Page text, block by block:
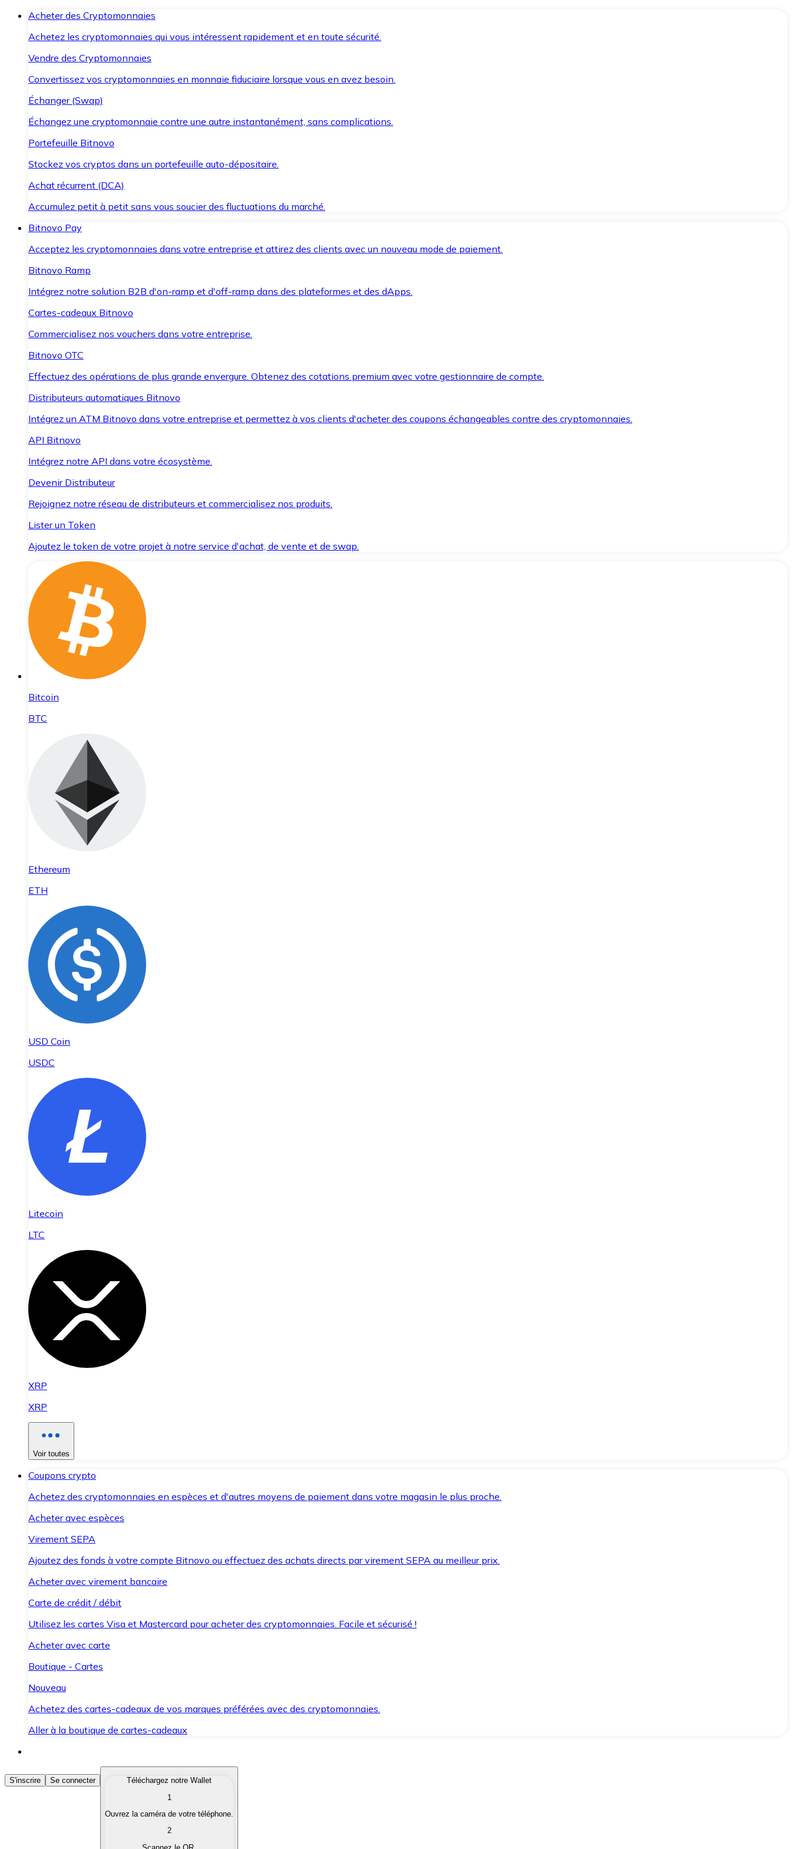
Acheter des Cryptomonnaies
Achetez les cryptomonnaies qui vous intéressent rapidement et en toute sécurité.
Vendre des Cryptomonnaies
Convertissez vos cryptomonnaies en monnaie fiduciaire lorsque vous en avez besoin.
Échanger (Swap)
Échangez une cryptomonnaie contre une autre instantanément, sans complications.
Portefeuille Bitnovo
Stockez vos cryptos dans un portefeuille auto-dépositaire.
Achat récurrent (DCA)
Accumulez petit à petit sans vous soucier des fluctuations du marché.
Bitnovo Pay
Acceptez les cryptomonnaies dans votre entreprise et attirez des clients avec un nouveau mode de paiement.
Bitnovo Ramp
Intégrez notre solution B2B d'on-ramp et d'off-ramp dans des plateformes et des dApps.
Cartes-cadeaux Bitnovo
Commercialisez nos vouchers dans votre entreprise.
Bitnovo OTC
Effectuez des opérations de plus grande envergure. Obtenez des cotations premium avec votre gestionnaire de compte.
Distributeurs automatiques Bitnovo
Intégrez un ATM Bitnovo dans votre entreprise et permettez à vos clients d'acheter des coupons échangeables contre des cryptomonnaies.
API Bitnovo
Intégrez notre API dans votre écosystème.
Devenir Distributeur
Rejoignez notre réseau de distributeurs et commercialisez nos produits.
Lister un Token
Ajoutez le token de votre projet à notre service d'achat, de vente et de swap.
Bitcoin
BTC
Ethereum
ETH
USD Coin
USDC
Litecoin
LTC
XRP
XRP
Voir toutes
Coupons crypto
Achetez des cryptomonnaies en espèces et d'autres moyens de paiement dans votre magasin le plus proche.
Acheter avec espèces
Virement SEPA
Ajoutez des fonds à votre compte Bitnovo ou effectuez des achats directs par virement SEPA au meilleur prix.
Acheter avec virement bancaire
Carte de crédit / débit
Utilisez les cartes Visa et Mastercard pour acheter des cryptomonnaies. Facile et sécurisé !
Acheter avec carte
Boutique - Cartes
Nouveau
Achetez des cartes-cadeaux de vos marques préférées avec des cryptomonnaies.
Aller à la boutique de cartes-cadeaux
Acheter des Cryptomonnaies
Achetez les cryptomonnaies qui vous intéressent rapidement et en toute sécurité.
Convertissez vos cryptomonnaies en monnaie fiduciaire lorsque vous en avez besoin.
S'inscrire Se connecter
Téléchargez notre Wallet
1
Ouvrez la caméra de votre téléphone.
2